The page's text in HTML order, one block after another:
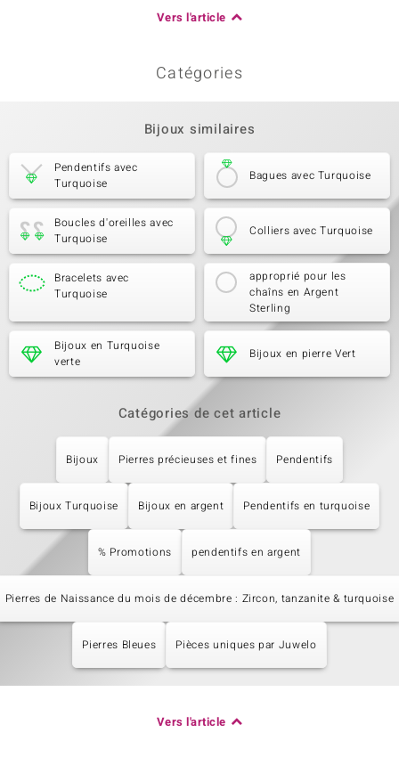
Vers l'article
Catégories
Bijoux similaires
Pendentifs avec
Turquoise
Bagues avec Turquoise
Boucles d'oreilles avec
Turquoise
Colliers avec Turquoise
Bracelets avec
Turquoise
approprié pour les
chaîns en Argent
Sterling
Bijoux en Turquoise
verte
Bijoux en pierre Vert
Catégories de cet article
Bijoux Pierres précieuses et fines Pendentifs
Bijoux Turquoise Bijoux en argent Pendentifs en turquoise
% Promotions pendentifs en argent
Pierres de Naissance du mois de décembre : Zircon, tanzanite & turquoise
Pierres Bleues Pièces uniques par Juwelo
Vers l'article